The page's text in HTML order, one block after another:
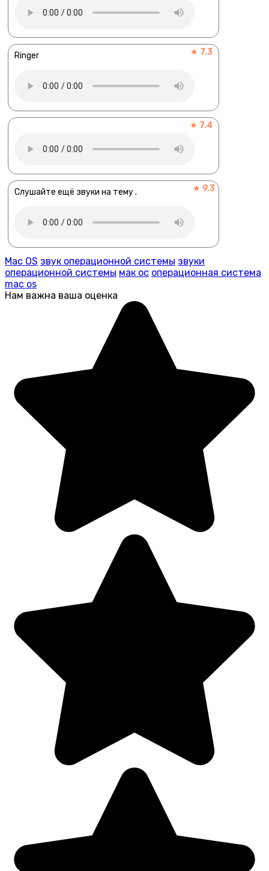
Ringer ★ 7.3
★ 7.4
Слушайте ещё звуки на тему . ★ 9.3
Mac OS звук операционной системы звуки
операционной системы мак ос операционная система
mac os
Нам важна ваша оценка